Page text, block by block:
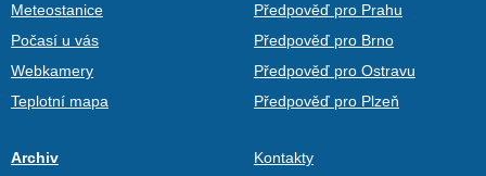
Meteostanice
Počasí u vás
Webkamery
Teplotní mapa
Předpověď pro Prahu
Předpověď pro Brno
Předpověď pro Ostravu
Předpověď pro Plzeň
Archiv
Kontakty